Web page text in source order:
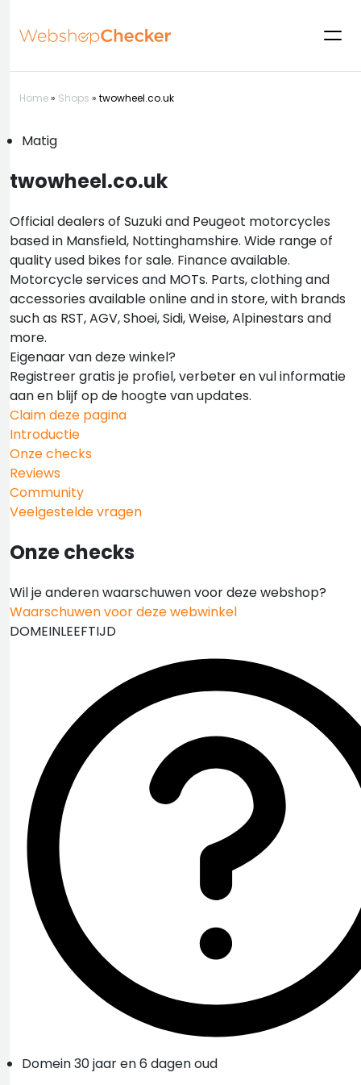
Home» Shops » twowheel.co.uk
Matig
twowheel.co.uk
Official dealers of Suzuki and Peugeot motorcycles
based in Mansfield, Nottinghamshire. Wide range of
quality used bikes for sale. Finance available.
Motorcycle services and MOTs. Parts, clothing and
accessories available online and in store, with brands
such as RST, AGV, Shoei, Sidi, Weise, Alpinestars and
more.
Eigenaar van deze winkel?
Registreer gratis je profiel, verbeter en vul informatie
aan en blijf op de hoogte van updates.
Claim deze pagina
Introductie
Onze checks
Reviews
Community
Veelgestelde vragen
Onze checks
Wil je anderen waarschuwen voor deze webshop?
Waarschuwen voor deze webwinkel
DOMEINLEEFTIJD
Domein 30 jaar en 6 dagen oud